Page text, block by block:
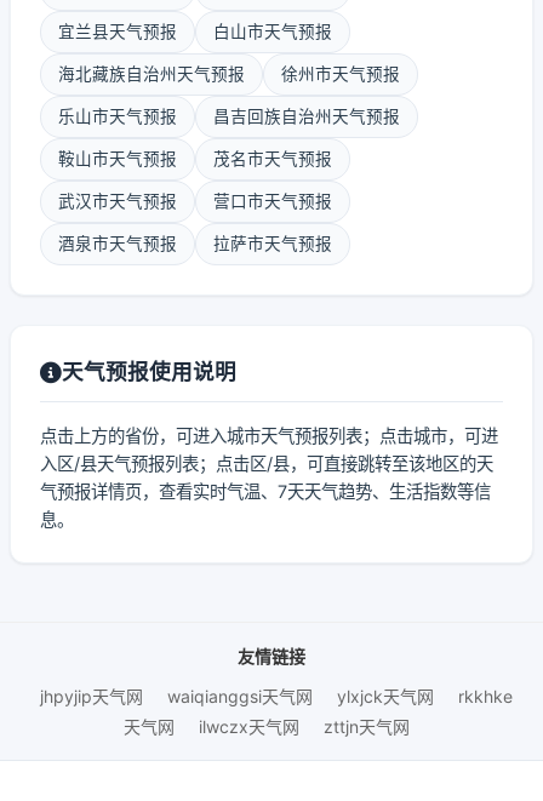
宜兰县天气预报 白山市天气预报
海北藏族自治州天气预报 徐州市天气预报
乐山市天气预报 昌吉回族自治州天气预报
鞍山市天气预报 茂名市天气预报
武汉市天气预报 营口市天气预报
酒泉市天气预报 拉萨市天气预报
天气预报使用说明
点击上方的省份，可进入城市天气预报列表；点击城市，可进
入区/县天气预报列表；点击区/县，可直接跳转至该地区的天
气预报详情页，查看实时气温、7天天气趋势、生活指数等信
息。
友情链接
jhpyjip天气网
waiqianggsi天气网 ylxjck天气网
rkkhke
天气网
ilwczx天气网 zttjn天气网